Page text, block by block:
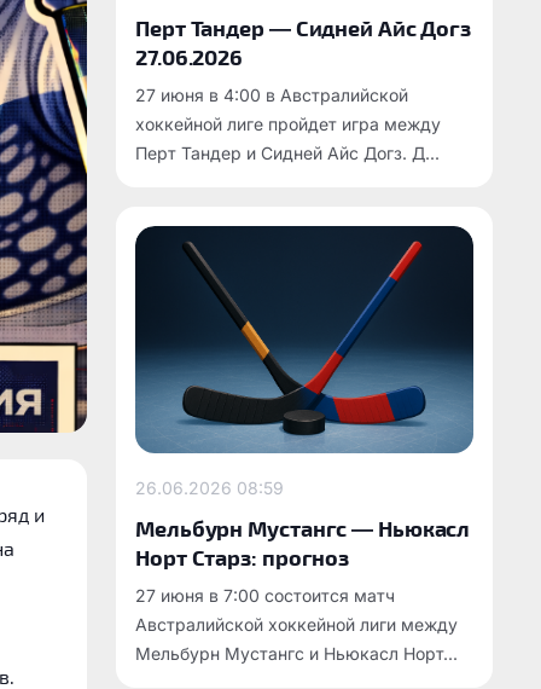
и
Перт Тандер — Сидней Айс Догз
27.06.2026
27 июня в 4:00 в Австралийской
хоккейной лиге пройдет игра между
Перт Тандер и Сидней Айс Догз. Д...
26.06.2026 08:59
Мельбурн Мустангс — Ньюкасл
Норт Старз: прогноз
27 июня в 7:00 состоится матч
Австралийской хоккейной лиги между
Мельбурн Мустангс и Ньюкасл Норт...